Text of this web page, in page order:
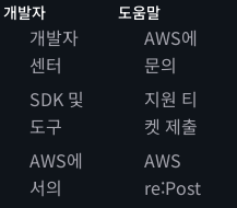
개발자
개발자
센터
SDK 및
도구
AWS에
서의
도움말
AWS에
문의
지원 티
켓 제출
AWS
re:Post